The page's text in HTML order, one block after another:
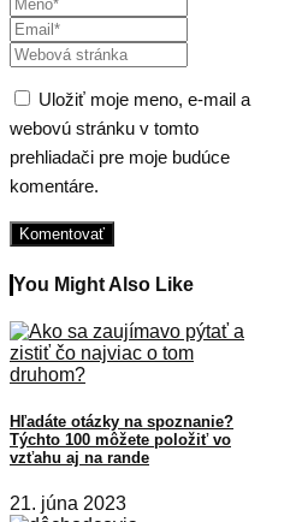
Uložiť moje meno, e-mail a
webovú stránku v tomto
prehliadači pre moje budúce
komentáre.
You Might Also Like
Hľadáte otázky na spoznanie?
Týchto 100 môžete položiť vo
vzťahu aj na rande
21. júna 2023